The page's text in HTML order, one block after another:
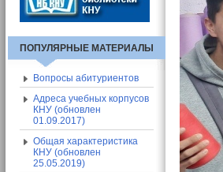
ПОПУЛЯРНЫЕ МАТЕРИАЛЫ
Вопросы абитуриентов
Адреса учебных корпусов
КНУ (обновлен
01.09.2017)
Общая характеристика
КНУ (обновлен
25.05.2019)